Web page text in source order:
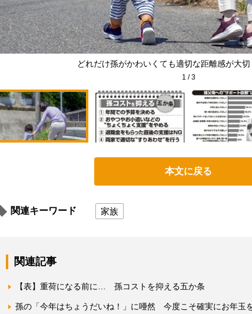
どれだけ孫がかわいくても適切な距離感が大切
1 /3
本文に戻る
関連キーワード 家族
関連記事
【表】重荷になる前に… 孫コストを抑える五か条
孫の「今年はちょうだいね！」に唖然 今度こそ確実にお年玉